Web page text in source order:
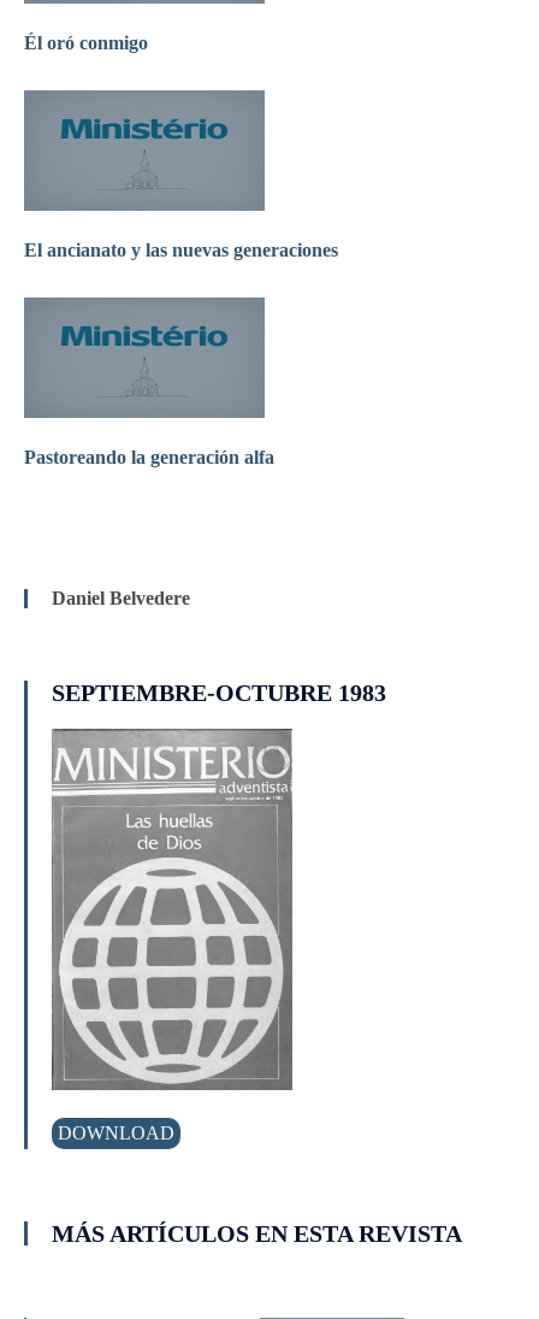
Él oró conmigo
El ancianato y las nuevas generaciones
Pastoreando la generación alfa
Daniel Belvedere
SEPTIEMBRE-OCTUBRE 1983
DOWNLOAD
MÁS ARTÍCULOS EN ESTA REVISTA